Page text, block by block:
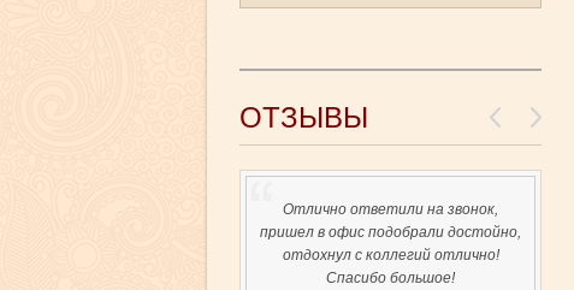
ОТЗЫВЫ
Отлично ответили на звонок,
пришел в офис подобрали достойно,
отдохнул с коллегий отлично!
Спасибо большое!